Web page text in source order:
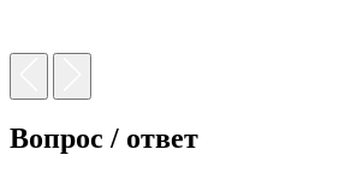
Вопрос / ответ